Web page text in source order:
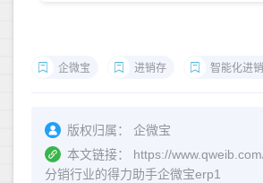
企微宝 进销存 智能化进
版权归属：
企微宝
本文链接：
https://
分销行业的得力助手企微宝erp1